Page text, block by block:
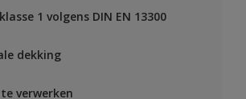
1 volgens DIN EN 13300
dekking
verwerken